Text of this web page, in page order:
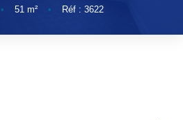
• 51 m² • Réf : 3622